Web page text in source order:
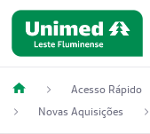
Acesso Rápido
Novas Aquisições